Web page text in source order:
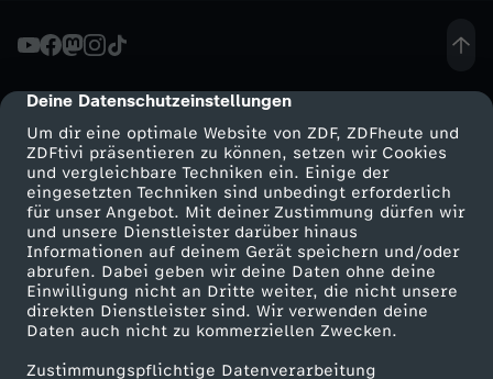
cmp-dialog-description
Deine Datenschutzeinstellungen
Um dir eine optimale Website von ZDF, ZDFheute und
ZDFtivi präsentieren zu können, setzen wir Cookies
und vergleichbare Techniken ein. Einige der
eingesetzten Techniken sind unbedingt erforderlich
für unser Angebot. Mit deiner Zustimmung dürfen wir
und unsere Dienstleister darüber hinaus
Informationen auf deinem Gerät speichern und/oder
abrufen. Dabei geben wir deine Daten ohne deine
Einwilligung nicht an Dritte weiter, die nicht unsere
direkten Dienstleister sind. Wir verwenden deine
Daten auch nicht zu kommerziellen Zwecken.
Zustimmungspflichtige Datenverarbeitung
.
.
-
j
a
n
a
Mehr ZDF
ZDF-Apps
Smart TV
ZDFtext
Livestreams
Service
ZDFmitreden
Kontakt zum ZDF
Tickets
Zuschauerservice